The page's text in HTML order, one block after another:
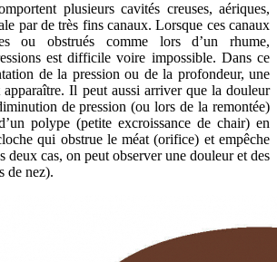
plusieurs cavités creuses, aériques,
par de très fins canaux. Lorsque ces canaux
ou obstrués comme lors d’un rhume,
est difficile voire impossible. Dans ce
de la pression ou de la profondeur, une
Il peut aussi arriver que la douleur
de pression (ou lors de la remontée)
polype (petite excroissance de chair) en
qui obstrue le méat (orifice) et empêche
deux cas, on peut observer une douleur et des
de nez).